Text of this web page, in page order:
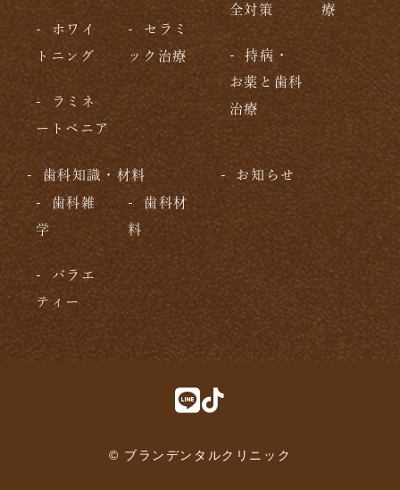
ホワイ
トニング
セラミ
ック治療
ラミネ
ートベニア
全対策
療
持病・
お薬と歯科
治療
歯科知識・材料
歯科雑
学
歯科材
料
バラエ
ティー
お知らせ
© ブランデンタルクリニック